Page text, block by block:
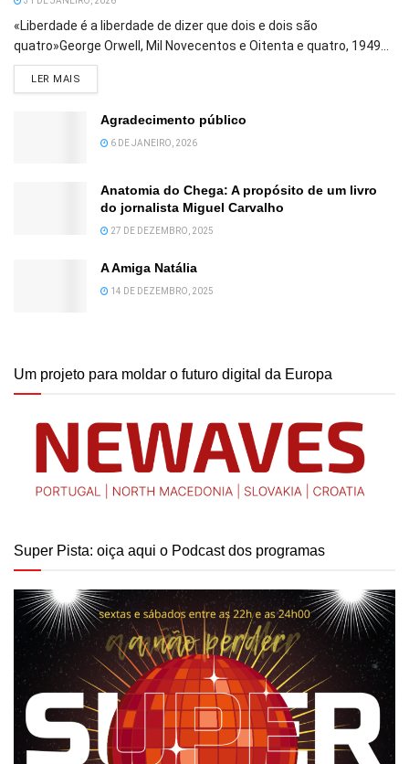
«Liberdade é a liberdade de dizer que dois e dois são
quatro»George Orwell, Mil Novecentos e Oitenta e quatro, 1949...
LER MAIS
Agradecimento público
6 DE JANEIRO, 2026
Anatomia do Chega: A propósito de um livro
do jornalista Miguel Carvalho
27 DE DEZEMBRO, 2025
A Amiga Natália
14 DE DEZEMBRO, 2025
Um projeto para moldar o futuro digital da Europa
Super Pista: oiça aqui o Podcast dos programas